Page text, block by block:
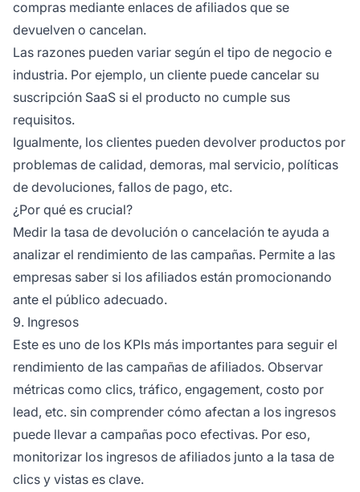
compras mediante enlaces de afiliados que se
devuelven o cancelan.
Las razones pueden variar según el tipo de negocio e
industria. Por ejemplo, un cliente puede cancelar su
suscripción SaaS si el producto no cumple sus
requisitos.
Igualmente, los clientes pueden devolver productos por
problemas de calidad, demoras, mal servicio, políticas
de devoluciones, fallos de pago, etc.
¿Por qué es crucial?
Medir la tasa de devolución o cancelación te ayuda a
analizar el rendimiento de las campañas. Permite a las
empresas saber si los afiliados están promocionando
ante el público adecuado.
9. Ingresos
Este es uno de los KPIs más importantes para seguir el
rendimiento de las campañas de afiliados. Observar
métricas como clics, tráfico, engagement, costo por
lead, etc. sin comprender cómo afectan a los ingresos
puede llevar a campañas poco efectivas. Por eso,
monitorizar los ingresos de afiliados junto a la tasa de
clics y vistas es clave.